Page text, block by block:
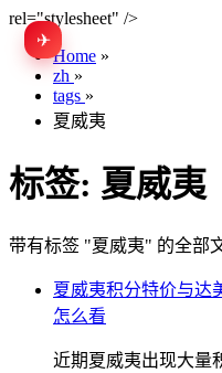
rel="stylesheet" />
✈
Home »
zh »
tags »
夏威夷
标签: 夏威夷
带有标签 "夏威夷" 的全部
夏威夷积分特价与达
怎么看
近期夏威夷出现大量